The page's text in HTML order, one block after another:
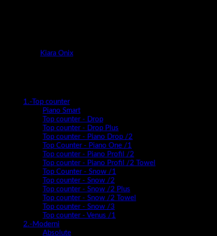
Kiara Onix
1.-Top counter
Piano Smart
Top counter - Drop
Top counter - Drop Plus
Top counter - Piano Drop /2
Top Counter - Piano One /1
Top counter - Piano Profil /2
Top counter - Piano Profil /2 Towel
Top Counter - Snow /1
Top counter - Snow /2
Top counter - Snow /2 Plus
Top counter - Snow /2 Towel
Top counter - Snow /3
Top counter - Venus /1
2.-Moderni
Absolute